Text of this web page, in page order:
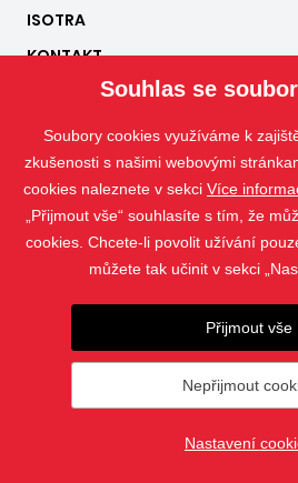
ISOTRA
KONTAKT
Fotografie jsou chráněny autorským
použití bez povolení je
vytvořil
Souhlas se
Soubory cookies využíváme k
zkušenosti s našimi webovými
cookies naleznete v sekci Více
„Přijmout vše“ souhlasíte s tím, že
cookies. Chcete-li povolit užívání
můžete tak učinit v sekci
Přijmout vše
Nepřijmout
Nastavení